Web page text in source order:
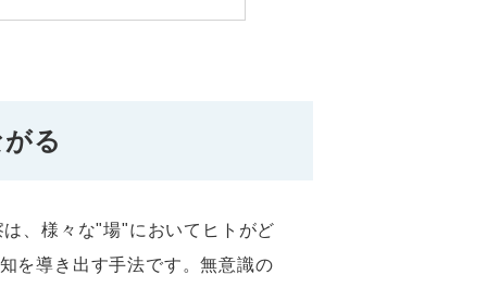
る
、様々な"場"においてヒトがど
を導き出す手法です。無意識の